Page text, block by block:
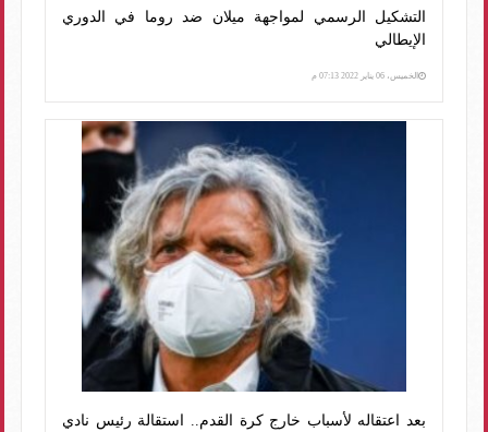
التشكيل الرسمي لمواجهة ميلان ضد روما في الدوري
الإيطالي
الخميس، 06 يناير 2022 07:13 م
بعد اعتقاله لأسباب خارج كرة القدم.. استقالة رئيس نادي